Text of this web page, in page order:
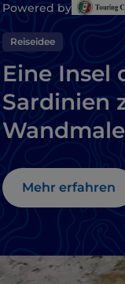
Powered by
Reiseidee
Eine Insel
Sardinien
Gegenwart
Mehr erfahren